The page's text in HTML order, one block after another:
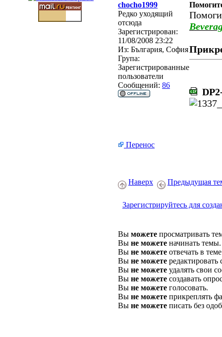
chocho1999
Редко уходящий
отсюда
Зарегистрирован:
11/08/2008 23:22
Из: България, София
Група:
Зарегистрированные
пользователи
Сообщений: 86
Перенос
Наверх Предыдущая
Зарегистрируйтесь для
Вы можете просматривать
Вы не можете начинать темы.
Вы не можете отвечать в
Вы не можете
Вы не можете удалять свои
Вы не можете создавать
Вы не можете голосовать.
Вы не можете прикреплять
Вы не можете писать без